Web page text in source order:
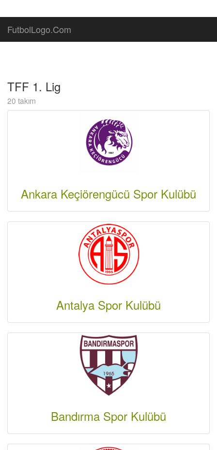
FutbolLogo.Com
TFF 1. Lig
20 takım
Ankara Keçiörengücü Spor Kulübü
Antalya Spor Kulübü
Bandırma Spor Kulübü